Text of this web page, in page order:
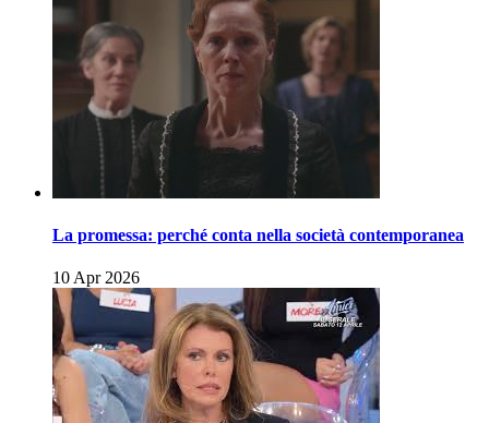
La promessa: perché conta nella società contemporanea
10 Apr 2026